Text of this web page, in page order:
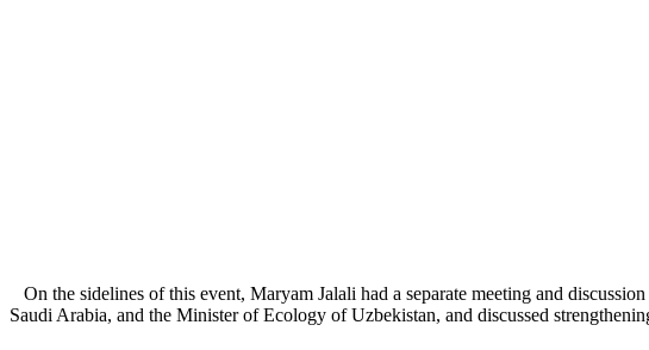
On the sidelines of this event, Maryam Jalali had a separate meeting and
Saudi Arabia, and the Minister of Ecology of Uzbekistan, and discussed